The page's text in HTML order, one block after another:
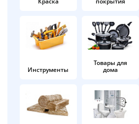
Инструменты
Товары для
дома
в корзину
Оплачивайте сегодня только
25% картой любого банка
Получайте товар
выбранный способом